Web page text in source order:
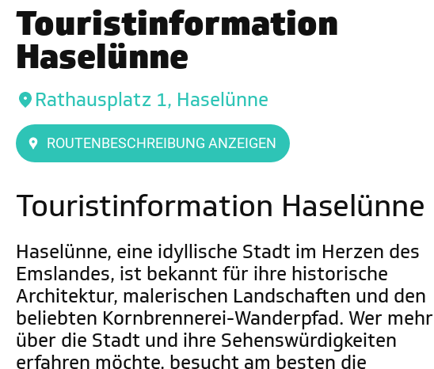
Touristinformation
Haselünne
Rathausplatz 1, Haselünne
ROUTENBESCHREIBUNG ANZEIGEN
Touristinformation Haselünne
Haselünne, eine idyllische Stadt im Herzen des
Emslandes, ist bekannt für ihre historische
Architektur, malerischen Landschaften und den
beliebten Kornbrennerei-Wanderpfad. Wer mehr
über die Stadt und ihre Sehenswürdigkeiten
erfahren möchte, besucht am besten die